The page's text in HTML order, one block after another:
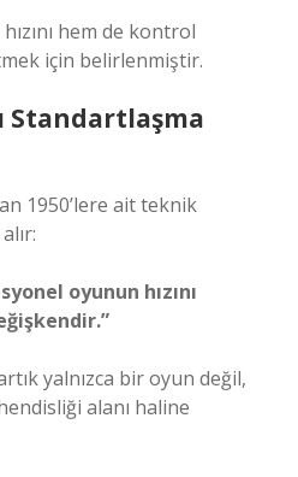
hem de kontrol
için belirlenmiştir.
Standartlaşma
1950’lere ait teknik
oyunun hızını
yalnızca bir oyun değil,
alanı haline